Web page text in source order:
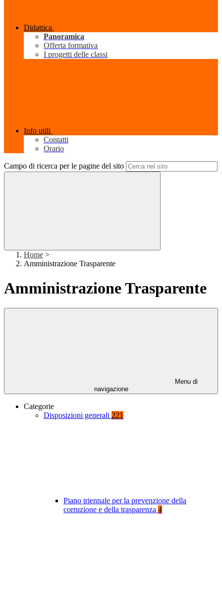
Didattica
Panoramica
Offerta formativa
I progetti delle classi
Info utili
Contatti
Orario
Campo di ricerca per le pagine del sito
Home >
Amministrazione Trasparente
Amministrazione Trasparente
Menu di
navigazione
Categorie
Disposizioni generali 221
Piano triennale per la prevenzione della
corruzione e della trasparenza 4